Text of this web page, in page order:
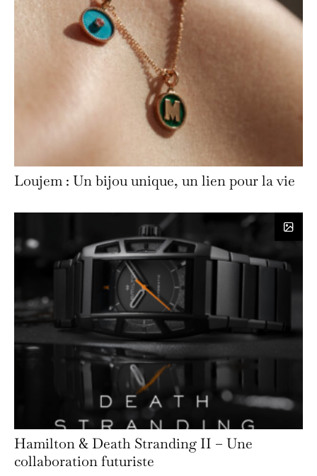
Loujem : Un bijou unique, un lien pour la vie
Hamilton & Death Stranding II – Une
collaboration futuriste